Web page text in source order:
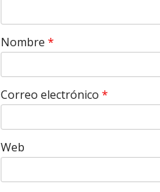
Nombre *
Correo electrónico *
Web